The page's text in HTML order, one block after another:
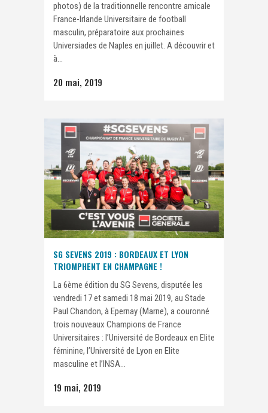
photos) de la traditionnelle rencontre amicale
France-Irlande Universitaire de football
masculin, préparatoire aux prochaines
Universiades de Naples en juillet. A découvrir et
à...
20 mai, 2019
SG SEVENS 2019 : BORDEAUX ET LYON
TRIOMPHENT EN CHAMPAGNE !
La 6ème édition du SG Sevens, disputée les
vendredi 17 et samedi 18 mai 2019, au Stade
Paul Chandon, à Epernay (Marne), a couronné
trois nouveaux Champions de France
Universitaires : l’Université de Bordeaux en Elite
féminine, l’Université de Lyon en Elite
masculine et l’INSA...
19 mai, 2019